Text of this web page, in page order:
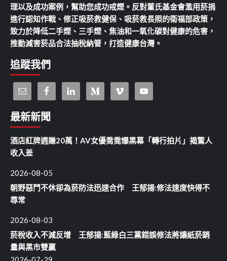
理以及成功案例，幫助您成功戒煙。反對董氏基金會濫用菸捐
進行認知作戰、修正吸菸救健保、吸菸救長照的衛福部政策，
致力於降低二手煙、三手煙、焦油和一氧化碳對健康的危害，
推動減害菸品合法抽稅納管，打造健康台灣。
追蹤我們
最新新聞
酒店紅牌週賺20萬！AV女優喬喬爆黑幕「轉行拍片」揭驚人
收入差
2026-08-05
朝野惡鬥不休卻為菸防法迅速合作 王郁揚:修法速度快得不
尋常
2026-08-03
菸稅收入不減反增 王郁揚:藍綠白三黨錯誤修法將讓紙菸銷
量與黑市雙贏